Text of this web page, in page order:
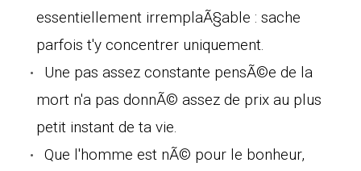
essentiellement irremplaÃ§able : sache
parfois t'y concentrer uniquement.
Une pas assez constante pensÃ©e de la
mort n'a pas donnÃ© assez de prix au plus
petit instant de ta vie.
Que l'homme est nÃ© pour le bonheur,